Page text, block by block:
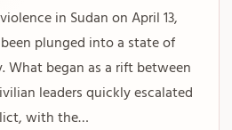
in Sudan on April 13,
plunged into a state of
What began as a rift between
leaders quickly escalated
with the…